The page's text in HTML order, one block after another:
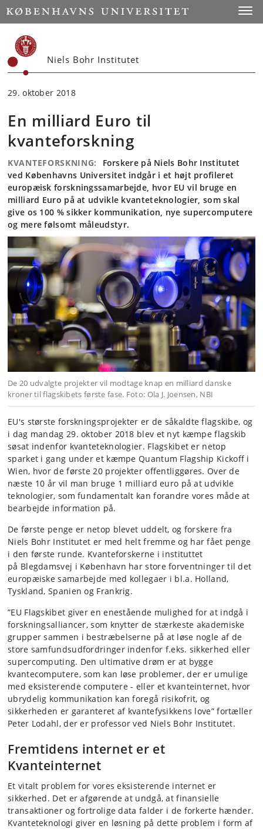
Start
Niels Bohr Institutet
29. oktober 2018
En milliard Euro til
kvanteforskning
KVANTEFORSKNING:
Forskere på Niels Bohr Institutet
ved Københavns Universitet indgår i et højt profileret
europæisk forskningssamarbejde, hvor EU vil bruge en
milliard Euro på at udvikle kvanteteknologier, som skal
give os 100 % sikker kommunikation, nye supercomputere
og mere følsomt måleudstyr.
De 20 udvalgte projekter vil modtage knap en milliard danske
kroner til flagskibets første fase. Foto: Ola J. Joensen, NBI
EU's største forskningsprojekter er de såkaldte flagskibe, og
i dag mandag 29. oktober 2018 blev et nyt kæmpe flagskib
søsat indenfor kvanteteknologier. Flagskibet er netop
sparket i gang under et kæmpe Quantum Flagship Kickoff i
Wien, hvor de første 20 projekter offentliggøres. Over de
næste 10 år vil man bruge 1 milliard euro på at udvikle
teknologier, som fundamentalt kan forandre vores måde at
bearbejde information på.
De første penge er netop blevet uddelt, og forskere fra
Niels Bohr Institutet er med helt fremme og har fået penge
i den første runde. Kvanteforskerne i instituttet
på Blegdamsvej i København har store forventninger til det
europæiske samarbejde med kollegaer i bl.a. Holland,
Tyskland, Spanien og Frankrig.
”EU Flagskibet giver en enestående mulighed for at indgå i
forskningsalliancer, som knytter de stærkeste akademiske
grupper sammen i bestræbelserne på at løse nogle af de
store samfundsudfordringer indenfor f.eks. sikkerhed eller
supercomputing. Den ultimative drøm er at bygge
kvantecomputere, som kan løse problemer, der er umulige
med eksisterende computere - eller et kvanteinternet, hvor
ubrydelig kommunikation kan foregå risikofrit, og
sikkerheden er garanteret af kvantefysikkens love” fortæller
Peter Lodahl, der er professor ved Niels Bohr Institutet.
Fremtidens internet er et
Kvanteinternet
Et vitalt problem for vores eksisterende internet er
sikkerhed. Det er afgørende at undgå, at finansielle
transaktioner og fortrolige data falder i de forkerte hænder.
Kvanteteknologi giver en løsning på dette problem i form af